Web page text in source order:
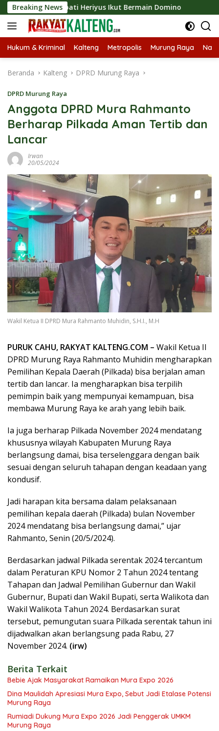
Langsung
ke
konten
Breaking News
Bupati Heriyus Ikut Bermain Domino Tekan
Hukum & Kriminal Kalteng Metropolis Murung Raya
Beranda Kalteng DPRD Murung Raya
DPRD Murung Raya
Anggota DPRD Mura Rahmanto
Berharap Pilkada Aman Tertib dan
Lancar
Irwan
20/05/2024
Wakil Ketua II DPRD Mura Rahmanto Muhidin, S.H.I., M.H
PURUK CAHU, RAKYAT KALTENG.COM – Wakil Ketua II
DPRD Murung Raya Rahmanto Muhidin mengharapkan
Pemilihan Kepala Daerah (Pilkada) bisa berjalan aman
tertib dan lancar. Ia mengharapkan bisa terpilih
pemimpin baik yang mempunyai kemampuan, bisa
membawa Murung Raya ke arah yang lebih baik.
Ia juga berharap Pilkada November 2024 mendatang
khususnya wilayah Kabupaten Murung Raya
berlangsung damai, bisa terselenggara dengan baik
sesuai dengan seluruh tahapan dengan keadaan yang
kondusif.
Jadi harapan kita bersama dalam pelaksanaan
pemilihan kepala daerah (Pilkada) bulan November
2024 mendatang bisa berlangsung damai,” ujar
Rahmanto, Senin (20/5/2024).
Berdasarkan jadwal Pilkada serentak 2024 tercantum
dalam Peraturan KPU Nomor 2 Tahun 2024 tentang
Tahapan dan Jadwal Pemilihan Gubernur dan Wakil
Gubernur, Bupati dan Wakil Bupati, serta Walikota dan
Wakil Walikota Tahun 2024. Berdasarkan surat
tersebut, pemungutan suara Pilkada serentak tahun ini
dijadwalkan akan berlangsung pada Rabu, 27
November 2024. (irw)
Berita Terkait
Bebie Ajak Masyarakat Ramaikan Mura Expo 2026
Dina Maulidah Apresiasi Mura Expo, Sebut Jadi Etalase Potensi
Murung Raya
Rumiadi Dukung Mura Expo 2026 Jadi Penggerak UMKM
Murung Raya